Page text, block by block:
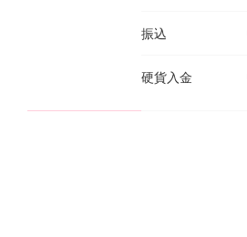
（電子債権をご利用のお客さま
振込
硬貨入金